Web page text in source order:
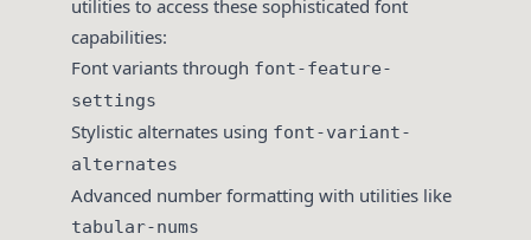
utilities to access these sophisticated font
capabilities:
Font variants through font-feature-
settings
Stylistic alternates using font-variant-
alternates
Advanced number formatting with utilities like
tabular-nums